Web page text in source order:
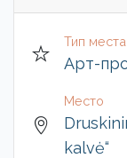
Тип места
Арт-
Место
kalvė“